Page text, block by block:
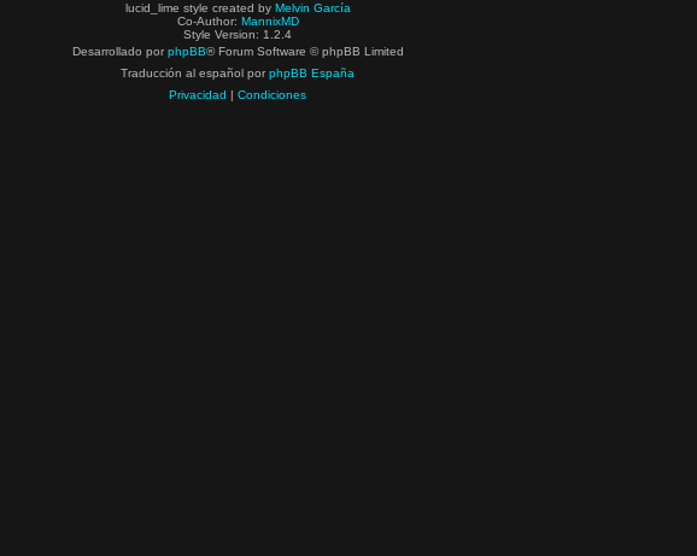
lucid_lime style created by Melvin García
Co-Author: MannixMD
Style Version: 1.2.4
Desarrollado por phpBB® Forum Software © phpBB Limited
Traducción al español por phpBB España
Privacidad | Condiciones